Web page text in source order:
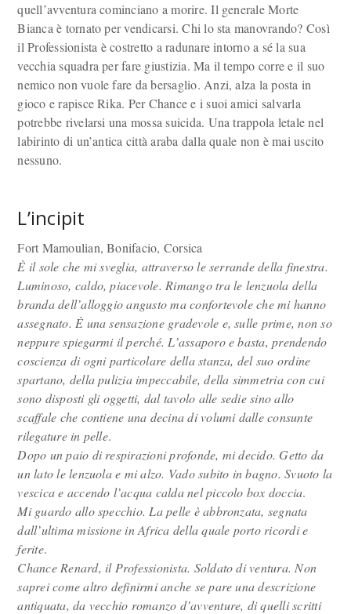
quell’avventura cominciano a morire. Il generale Morte
Bianca è tornato per vendicarsi. Chi lo sta manovrando? Così
il Professionista è costretto a radunare intorno a sé la sua
vecchia squadra per fare giustizia. Ma il tempo corre e il suo
nemico non vuole fare da bersaglio. Anzi, alza la posta in
gioco e rapisce Rika. Per Chance e i suoi amici salvarla
potrebbe rivelarsi una mossa suicida. Una trappola letale nel
labirinto di un’antica città araba dalla quale non è mai uscito
nessuno.
L’incipit
Fort Mamoulian, Bonifacio, Corsica
È il sole che mi sveglia, attraverso le serrande della finestra.
Luminoso, caldo, piacevole. Rimango tra le lenzuola della
branda dell’alloggio angusto ma confortevole che mi hanno
assegnato. È una sensazione gradevole e, sulle prime, non so
neppure spiegarmi il perché. L’assaporo e basta, prendendo
coscienza di ogni particolare della stanza, del suo ordine
spartano, della pulizia impeccabile, della simmetria con cui
sono disposti gli oggetti, dal tavolo alle sedie sino allo
scaffale che contiene una decina di volumi dalle consunte
rilegature in pelle.
Dopo un paio di respirazioni profonde, mi decido. Getto da
un lato le lenzuola e mi alzo. Vado subito in bagno. Svuoto la
vescica e accendo l’acqua calda nel piccolo box doccia.
Mi guardo allo specchio. La pelle è abbronzata, segnata
dall’ultima missione in Africa della quale porto ricordi e
ferite.
Chance Renard, il Professionista. Soldato di ventura. Non
saprei come altro definirmi anche se pare una descrizione
antiquata, da vecchio romanzo d’avventure, di quelli scritti